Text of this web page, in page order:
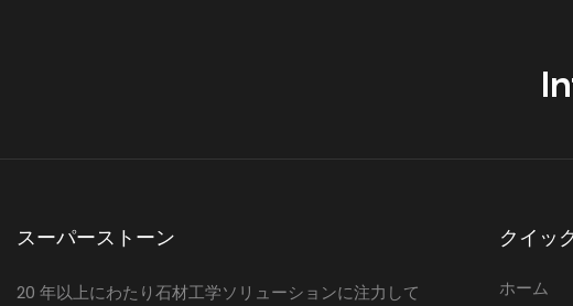
スーパーストーン
20 年以上にわたり石材工学ソリューションに注力して
クイッ
ホーム